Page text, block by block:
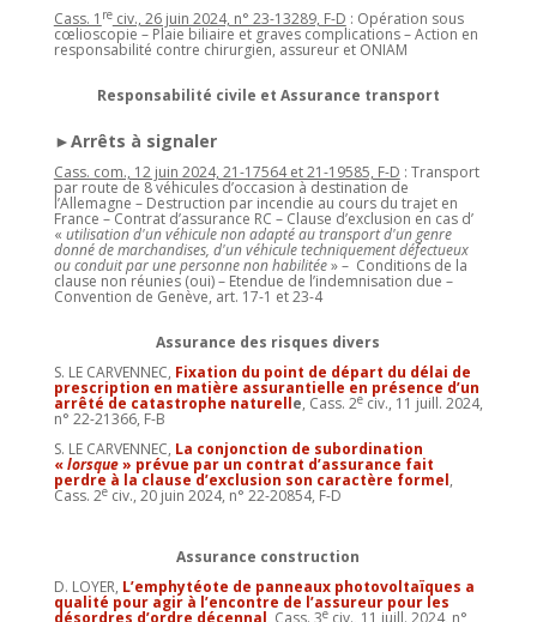
Cass. 1 reciv., 26 juin 2024, n° 23-13289, F-D : Opération sous
cœlioscopie – Plaie biliaire et graves complications – Action en
responsabilité contre chirurgien, assureur et ONIAM
Responsabilité civile et Assurance transport
►Arrêts à signaler
Cass. com., 12 juin 2024, 21-17564 et 21-19585, F-D : Transport
par route de 8 véhicules d’occasion à destination de
l’Allemagne – Destruction par incendie au cours du trajet en
France – Contrat d’assurance RC – Clause d’exclusion en cas d’
« utilisation d'un véhicule non adapté au transport d'un genre
donné de marchandises, d'un véhicule techniquement défectueux
ou conduit par une personne non habilitée» – Conditions de la
clause non réunies (oui) – Etendue de l’indemnisation due –
Convention de Genève, art. 17-1 et 23-4
Assurance des risques divers
S. LE CARVENNEC, Fixation du point de départ du délai de
prescription en matière assurantielle en présence d’un
arrêté de catastrophe naturelle, Cass. 2eciv., 11 juill. 2024,
n° 22-21366, F-B
S. LE CARVENNEC, La conjonction de subordination
«lorsque» prévue par un contrat d’assurance fait
perdre à la clause d’exclusion son caractère formel,
Cass. 2eciv., 20 juin 2024, n° 22-20854, F-D
Assurance construction
D. LOYER, L’emphytéote de panneaux photovoltaïques a
qualité pour agir à l’encontre de l’assureur pour les
désordres d’ordre décennal, Cass. 3eciv., 11 juill. 2024, n°